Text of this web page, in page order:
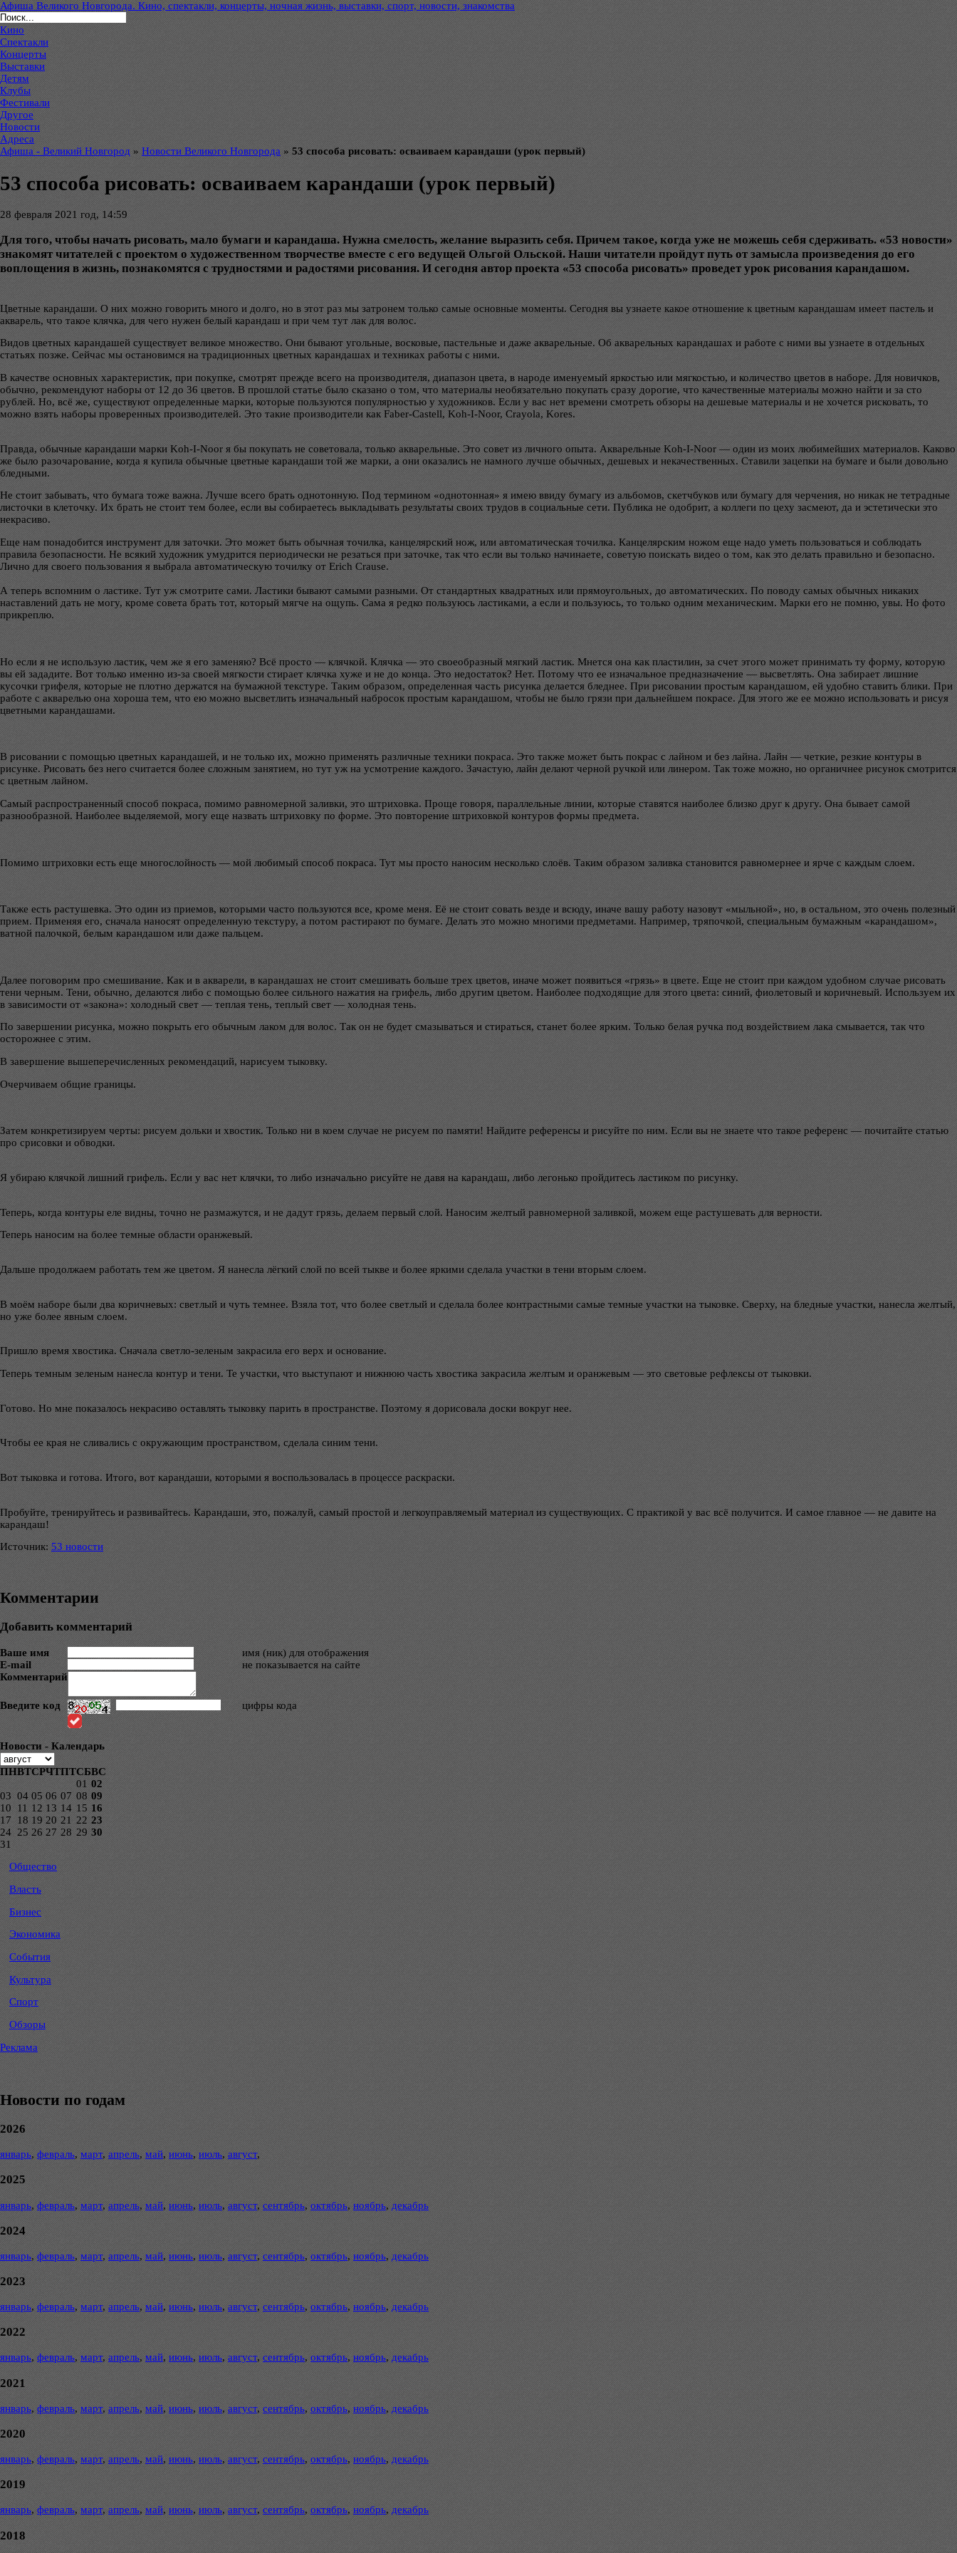
Афиша Великого Новгорода. Кино, спектакли, концерты, ночная жизнь, выставки, спорт, новости, знакомства
Кино
Спектакли
Концерты
Выставки
Детям
Клубы
Фестивали
Другое
Новости
Адреса
Афиша - Великий Новгород » Новости Великого Новгорода » 53 способа рисовать: осваиваем карандаши (урок первый)
53 способа рисовать: осваиваем карандаши (урок первый)
28 февраля 2021 год, 14:59
Для того, чтобы начать рисовать, мало бумаги и карандаша. Нужна смелость, желание выразить себя. Причем такое, когда уже не можешь себя сдерживать. «53 новости»
знакомят читателей с проектом о художественном творчестве вместе с его ведущей Ольгой Ольской. Наши читатели пройдут путь от замысла произведения до его
воплощения в жизнь, познакомятся с трудностями и радостями рисования. И сегодня автор проекта «53 способа рисовать» проведет урок рисования карандашом.
Цветные карандаши. О них можно говорить много и долго, но в этот раз мы затронем только самые основные моменты. Сегодня вы узнаете какое отношение к цветным карандашам имеет пастель и
акварель, что такое клячка, для чего нужен белый карандаш и при чем тут лак для волос.
Видов цветных карандашей существует великое множество. Они бывают угольные, восковые, пастельные и даже акварельные. Об акварельных карандашах и работе с ними вы узнаете в отдельных
статьях позже. Сейчас мы остановимся на традиционных цветных карандашах и техниках работы с ними.
В качестве основных характеристик, при покупке, смотрят прежде всего на производителя, диапазон цвета, в народе именуемый яркостью или мягкостью, и количество цветов в наборе. Для новичков,
обычно, рекомендуют наборы от 12 до 36 цветов. В прошлой статье было сказано о том, что материалы необязательно покупать сразу дорогие, что качественные материалы можно найти и за сто
рублей. Но, всё же, существуют определенные марки, которые пользуются популярностью у художников. Если у вас нет времени смотреть обзоры на дешевые материалы и не хочется рисковать, то
можно взять наборы проверенных производителей. Это такие производители как Faber-Castell, Koh-I-Noor, Crayola, Kores.
Правда, обычные карандаши марки Koh-I-Noor я бы покупать не советовала, только акварельные. Это совет из личного опыта. Акварельные Koh-I-Noor — один из моих любимейших материалов. Каково
же было разочарование, когда я купила обычные цветные карандаши той же марки, а они оказались не намного лучше обычных, дешевых и некачественных. Ставили зацепки на бумаге и были довольно
бледными.
Не стоит забывать, что бумага тоже важна. Лучше всего брать однотонную. Под термином «однотонная» я имею ввиду бумагу из альбомов, скетчбуков или бумагу для черчения, но никак не тетрадные
листочки в клеточку. Их брать не стоит тем более, если вы собираетесь выкладывать результаты своих трудов в социальные сети. Публика не одобрит, а коллеги по цеху засмеют, да и эстетически это
некрасиво.
Еще нам понадобится инструмент для заточки. Это может быть обычная точилка, канцелярский нож, или автоматическая точилка. Канцелярским ножом еще надо уметь пользоваться и соблюдать
правила безопасности. Не всякий художник умудрится периодически не резаться при заточке, так что если вы только начинаете, советую поискать видео о том, как это делать правильно и безопасно.
Лично для своего пользования я выбрала автоматическую точилку от Erich Crausе.
А теперь вспомним о ластике. Тут уж смотрите сами. Ластики бывают самыми разными. От стандартных квадратных или прямоугольных, до автоматических. По поводу самых обычных никаких
наставлений дать не могу, кроме совета брать тот, который мягче на ощупь. Сама я редко пользуюсь ластиками, а если и пользуюсь, то только одним механическим. Марки его не помню, увы. Но фото
прикреплю.
Но если я не использую ластик, чем же я его заменяю? Всё просто — клячкой. Клячка — это своеобразный мягкий ластик. Мнется она как пластилин, за счет этого может принимать ту форму, которую
вы ей зададите. Вот только именно из-за своей мягкости стирает клячка хуже и не до конца. Это недостаток? Нет. Потому что ее изначальное предназначение — высветлять. Она забирает лишние
кусочки грифеля, которые не плотно держатся на бумажной текстуре. Таким образом, определенная часть рисунка делается бледнее. При рисовании простым карандашом, ей удобно ставить блики. При
работе с акварелью она хороша тем, что ею можно высветлить изначальный набросок простым карандашом, чтобы не было грязи при дальнейшем покрасе. Для этого же ее можно использовать и рисуя
цветными карандашами.
В рисовании с помощью цветных карандашей, и не только их, можно применять различные техники покраса. Это также может быть покрас с лайном и без лайна. Лайн — четкие, резкие контуры в
рисунке. Рисовать без него считается более сложным занятием, но тут уж на усмотрение каждого. Зачастую, лайн делают черной ручкой или линером. Так тоже можно, но органичнее рисунок смотрится
с цветным лайном.
Самый распространенный способ покраса, помимо равномерной заливки, это штриховка. Проще говоря, параллельные линии, которые ставятся наиболее близко друг к другу. Она бывает самой
разнообразной. Наиболее выделяемой, могу еще назвать штриховку по форме. Это повторение штриховкой контуров формы предмета.
Помимо штриховки есть еще многослойность — мой любимый способ покраса. Тут мы просто наносим несколько слоёв. Таким образом заливка становится равномернее и ярче с каждым слоем.
Также есть растушевка. Это один из приемов, которыми часто пользуются все, кроме меня. Её не стоит совать везде и всюду, иначе вашу работу назовут «мыльной», но, в остальном, это очень полезный
прием. Применяя его, сначала наносят определенную текстуру, а потом растирают по бумаге. Делать это можно многими предметами. Например, тряпочкой, специальным бумажным «карандашом»,
ватной палочкой, белым карандашом или даже пальцем.
Далее поговорим про смешивание. Как и в акварели, в карандашах не стоит смешивать больше трех цветов, иначе может появиться «грязь» в цвете. Еще не стоит при каждом удобном случае рисовать
тени черным. Тени, обычно, делаются либо с помощью более сильного нажатия на грифель, либо другим цветом. Наиболее подходящие для этого цвета: синий, фиолетовый и коричневый. Используем их
в зависимости от «закона»: холодный свет — теплая тень, теплый свет — холодная тень.
По завершении рисунка, можно покрыть его обычным лаком для волос. Так он не будет смазываться и стираться, станет более ярким. Только белая ручка под воздействием лака смывается, так что
осторожнее с этим.
В завершение вышеперечисленных рекомендаций, нарисуем тыковку.
Очерчиваем общие границы.
Затем конкретизируем черты: рисуем дольки и хвостик. Только ни в коем случае не рисуем по памяти! Найдите референсы и рисуйте по ним. Если вы не знаете что такое референс — почитайте статью
про срисовки и обводки.
Я убираю клячкой лишний грифель. Если у вас нет клячки, то либо изначально рисуйте не давя на карандаш, либо легонько пройдитесь ластиком по рисунку.
Теперь, когда контуры еле видны, точно не размажутся, и не дадут грязь, делаем первый слой. Наносим желтый равномерной заливкой, можем еще растушевать для верности.
Теперь наносим на более темные области оранжевый.
Дальше продолжаем работать тем же цветом. Я нанесла лёгкий слой по всей тыкве и более яркими сделала участки в тени вторым слоем.
В моём наборе были два коричневых: светлый и чуть темнее. Взяла тот, что более светлый и сделала более контрастными самые темные участки на тыковке. Сверху, на бледные участки, нанесла желтый,
но уже более явным слоем.
Пришло время хвостика. Сначала светло-зеленым закрасила его верх и основание.
Теперь темным зеленым нанесла контур и тени. Те участки, что выступают и нижнюю часть хвостика закрасила желтым и оранжевым — это световые рефлексы от тыковки.
Готово. Но мне показалось некрасиво оставлять тыковку парить в пространстве. Поэтому я дорисовала доски вокруг нее.
Чтобы ее края не сливались с окружающим пространством, сделала синим тени.
Вот тыковка и готова. Итого, вот карандаши, которыми я воспользовалась в процессе раскраски.
Пробуйте, тренируйтесь и развивайтесь. Карандаши, это, пожалуй, самый простой и легкоуправляемый материал из существующих. С практикой у вас всё получится. И самое главное — не давите на
карандаш!
Источник: 53 новости
Комментарии
Добавить комментарий
Ваше имя
имя (ник) для отображения
E-mail
не показывается на сайте
Комментарий
Введите код цифры кода
Новости - Календарь
ПНВТСРЧТПТСБВС
01 02
03 04 05 06 07 08 09
10
11 12 13 14 15 16
17 18 19 20 21 22 23
24 25 26 27 28 29 30
31
Общество
Власть
Бизнес
Экономика
События
Культура
Спорт
Обзоры
Реклама
Новости по годам
2026
январь, февраль, март, апрель, май, июнь, июль, август,
2025
январь, февраль, март, апрель, май, июнь, июль, август, сентябрь, октябрь, ноябрь, декабрь
2024
январь, февраль, март, апрель, май, июнь, июль, август, сентябрь, октябрь, ноябрь, декабрь
2023
январь, февраль, март, апрель, май, июнь, июль, август, сентябрь, октябрь, ноябрь, декабрь
2022
январь, февраль, март, апрель, май, июнь, июль, август, сентябрь, октябрь, ноябрь, декабрь
2021
январь, февраль, март, апрель, май, июнь, июль, август, сентябрь, октябрь, ноябрь, декабрь
2020
январь, февраль, март, апрель, май, июнь, июль, август, сентябрь, октябрь, ноябрь, декабрь
2019
январь, февраль, март, апрель, май, июнь, июль, август, сентябрь, октябрь, ноябрь, декабрь
2018